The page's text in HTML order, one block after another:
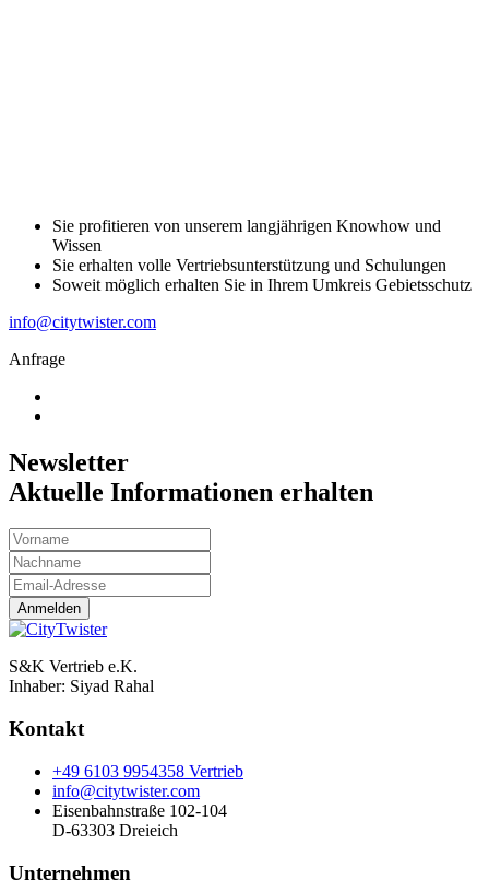
Sie profitieren von unserem langjährigen Knowhow und
Wissen
Sie erhalten volle Vertriebsunterstützung und Schulungen
Soweit möglich erhalten Sie in Ihrem Umkreis Gebietsschutz
info@citytwister.com
Anfrage
Newsletter
Aktuelle Informationen erhalten
Anmelden
S&K Vertrieb e.K.
Inhaber: Siyad Rahal
Kontakt
+49 6103 9954358 Vertrieb
info@citytwister.com
Eisenbahnstraße 102-104
D-63303 Dreieich
Unternehmen